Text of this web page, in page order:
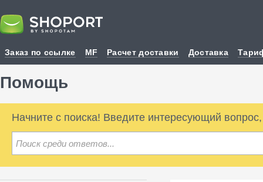
Заказ по ссылке MF Расчет доставки Доставка
Помощь
Начните с поиска! Введите интересующий